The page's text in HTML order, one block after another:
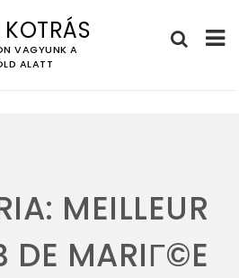
VAGYUNK A
ALATT
MEILLEUR
DE MARIГ©E